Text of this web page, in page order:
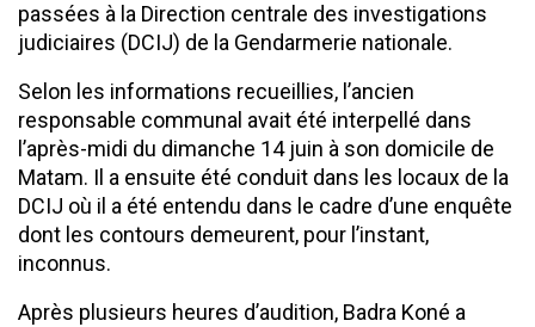
passées à la Direction centrale des investigations
judiciaires (DCIJ) de la Gendarmerie nationale.
Selon les informations recueillies, l’ancien
responsable communal avait été interpellé dans
l’après-midi du dimanche 14 juin à son domicile de
Matam. Il a ensuite été conduit dans les locaux de la
DCIJ où il a été entendu dans le cadre d’une enquête
dont les contours demeurent, pour l’instant,
inconnus.
Après plusieurs heures d’audition, Badra Koné a